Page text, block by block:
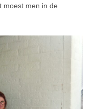
moest men in de